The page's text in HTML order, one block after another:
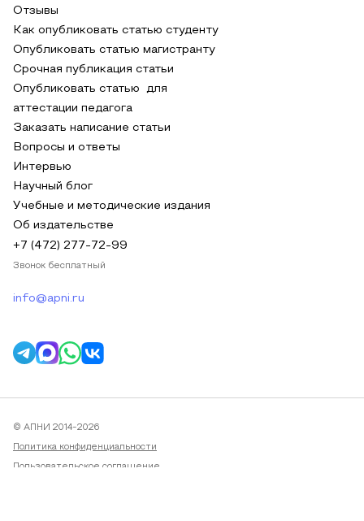
Отзывы
Как опубликовать статью студенту
Опубликовать статью магистранту
Срочная публикация статьи
Опубликовать статью для
аттестации педагога
Заказать написание статьи
Вопросы и ответы
Интервью
Научный блог
Учебные и методические издания
Об издательстве
+7 (472) 277-72-99
Звонок бесплатный
info@apni.ru
© АПНИ 2014-2026
Политика конфиденциальности
Пользовательское соглашение